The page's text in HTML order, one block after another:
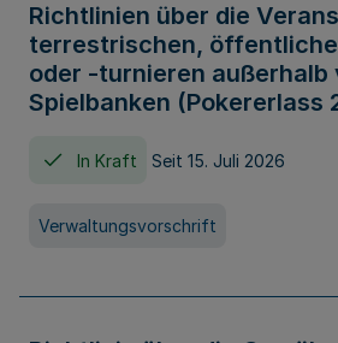
Richtlinien über die
terrestrischen,
oder -turnieren außerhalb
Spielbanken (Pokererlass
In Kraft Seit 15. Juli 2026
Verwaltungsvorschrift